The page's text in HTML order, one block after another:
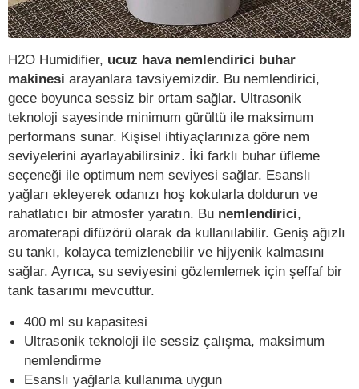
H2O Humidifier, ucuz hava nemlendirici buhar
makinesi arayanlara tavsiyemizdir. Bu nemlendirici,
gece boyunca sessiz bir ortam sağlar. Ultrasonik
teknoloji sayesinde minimum gürültü ile maksimum
performans sunar. Kişisel ihtiyaçlarınıza göre nem
seviyelerini ayarlayabilirsiniz. İki farklı buhar üfleme
seçeneği ile optimum nem seviyesi sağlar. Esanslı
yağları ekleyerek odanızı hoş kokularla doldurun ve
rahatlatıcı bir atmosfer yaratın. Bu nemlendirici,
aromaterapi difüzörü olarak da kullanılabilir. Geniş ağızlı
su tankı, kolayca temizlenebilir ve hijyenik kalmasını
sağlar. Ayrıca, su seviyesini gözlemlemek için şeffaf bir
tank tasarımı mevcuttur.
400 ml su kapasitesi
Ultrasonik teknoloji ile sessiz çalışma, maksimum
nemlendirme
Esanslı yağlarla kullanıma uygun